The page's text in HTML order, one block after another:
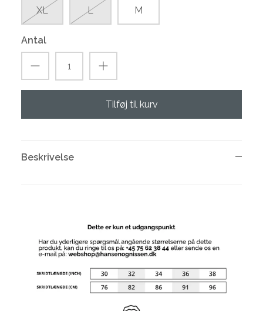
XL L M
Antal
Tilføj til kurv
Beskrivelse